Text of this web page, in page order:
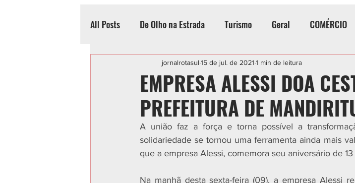
All Posts De Olho na Estrada Turismo Geral COMÉRCIO
Categoria sem título POLICIAL ESPORTE
EMPRESA ALESSI DOA
PREFEITURA DE
jornalrotasul 15 de jul. de 2021 1 min de leitura
A união faz a força e torna possível a
solidariedade se tornou uma ferramenta ainda mais
que a empresa Alessi, comemora seu aniversário de 13
Na manhã desta sexta-feira (09), a empresa Alessi